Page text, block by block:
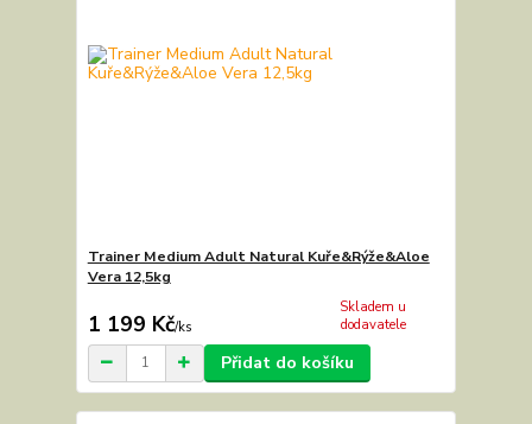
Trainer Medium Adult Natural Kuře&Rýže&Aloe
Vera 12,5kg
1 199 Kč/ks
Skladem u
dodavatele
Přidat do košíku